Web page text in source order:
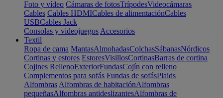
Foto y vídeo Cámaras de fotosTrípodesVideocámaras
Cables Cables HDMICables de alimentaciónCables
USBCables Jack
Consolas y videojuegos Accesorios
Textil
Ropa de cama MantasAlmohadasColchasSábanasNórdicos
Cortinas y estores EstoresVisillosCortinasBarras de cortina
Cojines RellenoExteriorFundasCojín con relleno
Complementos para sofás Fundas de sofásPlaids
Alfombras Alfombras de habitaciónAlfombras
pequeñasAlfombras antideslizantesAlfombras de